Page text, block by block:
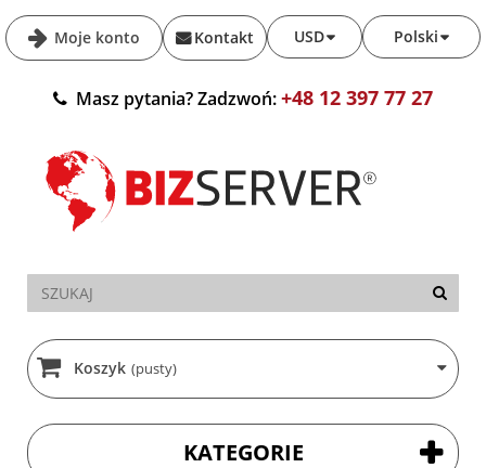
Moje konto Polski
USD
Kontakt
Masz pytania? Zadzwoń:+48 12 397 77 27
Koszyk (pusty)
KATEGORIE